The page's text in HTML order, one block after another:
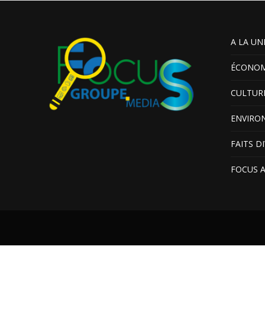
A LA
FAITS
FOCUS